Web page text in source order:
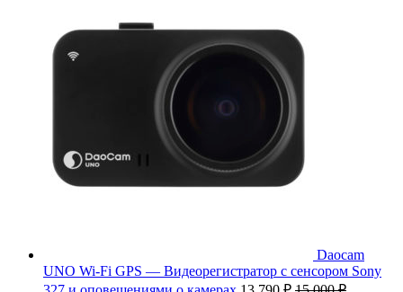
Daocam
UNO Wi-Fi GPS — Видеорегистратор с сенсором Sony